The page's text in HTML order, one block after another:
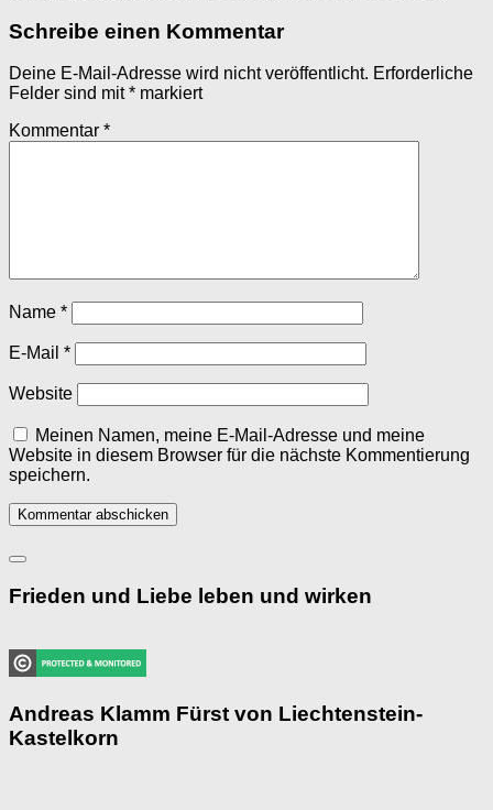
Schreibe einen Kommentar
Deine E-Mail-Adresse wird nicht veröffentlicht. Erforderliche
Felder sind mit* markiert
Kommentar *
Name *
E-Mail *
Website
Meinen Namen, meine E-Mail-Adresse und meine
Website in diesem Browser für die nächste Kommentierung
speichern.
Frieden und Liebe leben und wirken
Andreas Klamm Fürst von Liechtenstein-
Kastelkorn